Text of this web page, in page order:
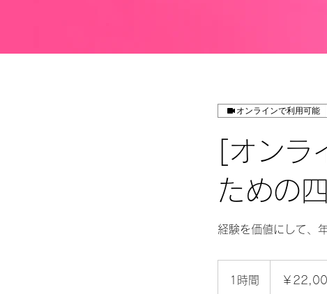
オンラインで利用可能
[オン
ための
経験を価値にして、
1時間 ￥